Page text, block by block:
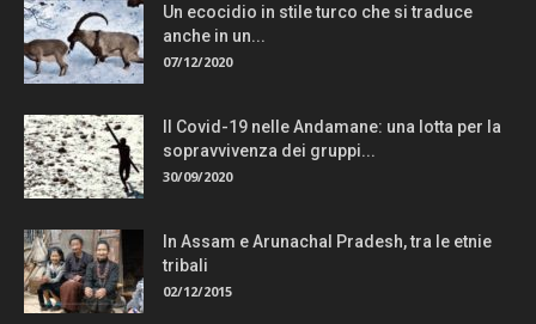
Un ecocidio in stile turco che si traduce
anche in un...
07/12/2020
Il Covid-19 nelle Andamane: una lotta per la
sopravvivenza dei gruppi...
30/09/2020
In Assam e Arunachal Pradesh, tra le etnie
tribali
02/12/2015